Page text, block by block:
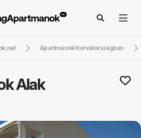
Apartmanok Horvátországban
Alak